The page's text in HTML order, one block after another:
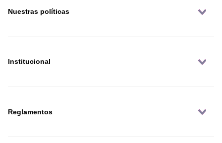
Nuestras políticas
Institucional
Reglamentos